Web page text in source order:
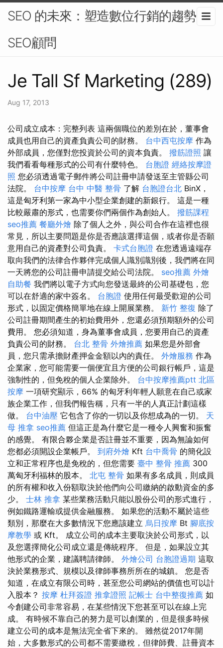
SEO 的未來：塑造數位行銷的趨勢-
SEO顧問
Je Tall Sf Marketing (289)
Aug 17, 2013
公司成立成本：完整列表 這兩個職位的差別在於，董事會
成員也用自己的資產負責公司的財務。 台中西屯按摩 作為
外部成員，您僅對您投資於公司的資本負責。 撥筋證照 讓
我們看看每種形式的公司有什麼特色。 台胞證 經絡按摩證
照 您必須透過電子郵件將公司註冊申請發送至主管縣公司
法院。 台中按摩 台中 中醫 整骨 了解 台胞證台北 BinX，
這是匈牙利第一家為中小型企業創建的新銀行。 這是一種
比較嚴肅的形式，也需要你們兩個作為創始人。 撥筋課程
seo推薦 餐廳外燴 除了個人之外，與公司合作在這裡也很
常見，所以主要問題是你是否應該選擇這個，或者你是否願
意用自己的資產對公司負責。 卡式台胞證 在您透過遠端存
取向我們的法律合作夥伴完成個人識別識別後，我們將在同
一天將您的公司註冊申請提交給公司法院。 seo推薦 外燴
自助餐 我們將以電子方式向您發送最終的公司基礎包，您
可以在舒適的家中簽名。 台胞證 使用任何最受歡迎的公司
形式，以固定價格簡單地在線上開展業務。 新竹 整復 除了
公司註冊期間產生的初始費用外，您還必須預期額外的公司
費用。 您必須知道，身為董事會成員，您要用自己的資產
負責公司的財務。 台北 整骨 外燴推薦 如果您是外部會
員，您只需承擔財產押金金額以內的責任。 外燴服務 作為
企業家，您可能需要一個便宜且方便的公司銀行帳戶，這是
強制性的，但免稅的個人企業除外。 台中按摩推薦ptt 北區
按摩 一項研究顯示，66% 的匈牙利年輕人願意在自己或家
族企業工作，但我們報告稱，只有一半的人真正計劃這樣
做。 台中油壓 它包含了你的一切以及你想成為的一切。 天
母 推拿 seo推薦 但這正是為什麼它是一種令人興奮和振奮
的感覺。 有限合夥企業是否註冊並不重要，因為無論如何
您都必須開設企業帳戶。 到府外燴 Kft 台中喬骨 的簡化設
立和正常程序也是免稅的，但您需要 臺中 整骨 推薦 300
萬匈牙利福林的股本。 北屯 整骨 如果有多名成員，則成員
的所有權和收入份額取決於他們向公司繳納的啟動資金的多
少。 士林 推拿 某些業務活動只能以股份公司的形式進行，
例如鐵路運輸或提供金融服務。 如果您的活動不屬於這些
類別，那麼在大多數情況下您應該建立 烏日按摩 Bt 腳底按
摩教學 或 Kft。 成立公司的成本主要取決於公司形式，以
及您選擇簡化公司成立還是傳統程序。 但是，如果設立其
他形式的企業，建議聘請律師。 外燴公司 台胞證過期 這取
決於業務形式、規模以及律師事務所所在的城鎮。 您是否
知道，在成立有限公司時，甚至您公司網站的價值也可以計
入股本？ 按摩 杜拜簽證 推拿證照 記帳士 台中整復推薦 如
今創建公司非常容易，在某些情況下您甚至可以在線上完
成。 有時候不靠自己的努力是可以創業的，但是很多時候
建立公司的成本是無法完全省下來的。 雖然從2017年開
始，大多數形式的公司都不需要繳稅，但律師費、註冊資本